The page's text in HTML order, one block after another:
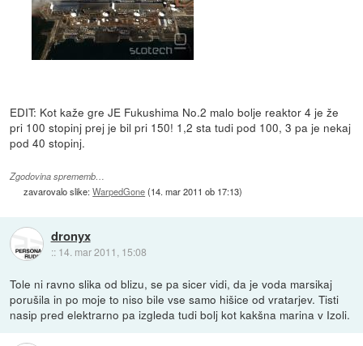
EDIT: Kot kaže gre JE Fukushima No.2 malo bolje reaktor 4 je že
pri 100 stopinj prej je bil pri 150! 1,2 sta tudi pod 100, 3 pa je nekaj
pod 40 stopinj.
Zgodovina sprememb…
zavarovalo slike:WarpedGone(14. mar 2011 ob 17:13)
dronyx
:: 14. mar 2011, 15:08
Tole ni ravno slika od blizu, se pa sicer vidi, da je voda marsikaj
porušila in po moje to niso bile vse samo hišice od vratarjev. Tisti
nasip pred elektrarno pa izgleda tudi bolj kot kakšna marina v Izoli.